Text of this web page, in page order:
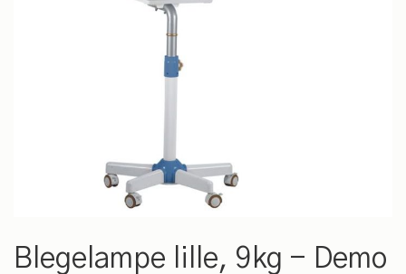
til
starten
Blegelampe lille, 9kg - Demo